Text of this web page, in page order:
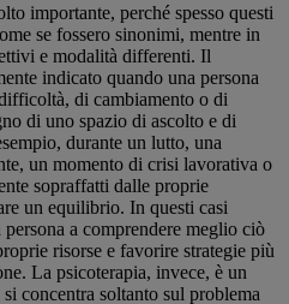
importante, perché spesso questi
se fossero sinonimi, mentre in
e modalità differenti. Il
indicato quando una persona
di cambiamento o di
di uno spazio di ascolto e di
durante un lutto, una
un momento di crisi lavorativa o
sopraffatti dalle proprie
un equilibrio. In questi casi
a comprendere meglio ciò
risorse e favorire strategie più
La psicoterapia, invece, è un
concentra soltanto sul problema